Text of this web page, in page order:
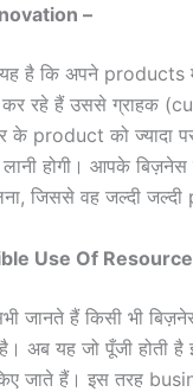
–
है कि अपने products
रहे हैं उससे ग्राहक
के product को ज्यादा
होगी। आपके
जिससे वह जल्दी
Use Of
जानते हैं किसी भी
अब यह जो पूँजी होती
जाते हैं। इस तरह